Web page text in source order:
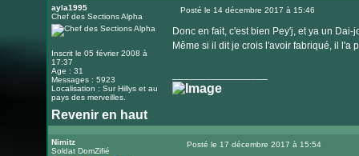
le
internet
ayla1995
Chef des Sections Alpha
Inscrit le 05 février 2008 à
17:37
Age : 31
Messages : 5923
Localisation : Sur Hillys et au
pays des merveilles.
Posté le 14 décembre 2017 à 15:46
Donc en fait, c'est bien Pey'j, et ya un
Même si il dit je crois l'avoir fabriqué, il l'a
Revenir en haut
Visiter
le
Nimitz
Soldat DomZifié
Posté le 17 décembre 2017 à 15:54